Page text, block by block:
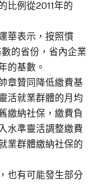
比例從2011年的
華表示，按照慣
的省份，省內企業
的基數。
章贊同降低繳費基
活就業群體的月均
繳納社保，繳費負
水準靈活調整繳費
業群體繳納社保的
也有可能發生部分